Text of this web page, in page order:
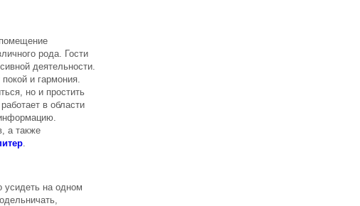
рода. Гости
деятельности.
и гармония.
но и простить
в области
а также
.
усидеть на одном